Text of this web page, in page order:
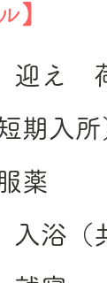
】
迎え
入所
薬
浴（